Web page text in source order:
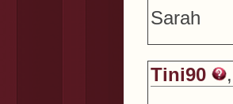
Sarah
Tini90